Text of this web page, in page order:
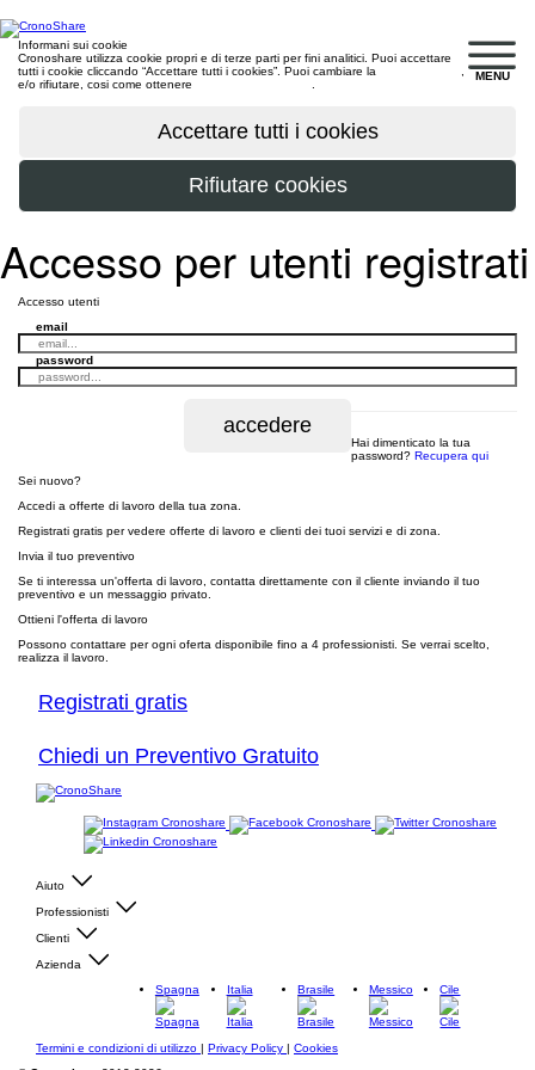
MENU
Informani sui cookie
Cronoshare utilizza cookie propri e di terze parti per fini analitici. Puoi accettare
tutti i cookie cliccando “Accettare tutti i cookies”. Puoi cambiare la
e/o rifiutare, cosi come ottenere
Accesso per utenti registrati
Accesso utenti
email
password
Hai dimenticato la tua
password? Recupera qui
Sei nuovo?
Accedi a offerte di lavoro della tua zona.
Registrati gratis per vedere offerte di lavoro e clienti dei tuoi servizi e di zona.
Invia il tuo preventivo
Se ti interessa un'offerta di lavoro, contatta direttamente con il cliente inviando il tuo
preventivo e un messaggio privato.
Ottieni l'offerta di lavoro
Possono contattare per ogni oferta disponibile fino a 4 professionisti. Se verrai scelto,
realizza il lavoro.
Registrati gratis
Chiedi un Preventivo Gratuito
Aiuto
Professionisti
Clienti
Azienda
Spagna
Italia Brasile Messico Cile
Termini e condizioni di utilizzo | Privacy Policy | Cookies